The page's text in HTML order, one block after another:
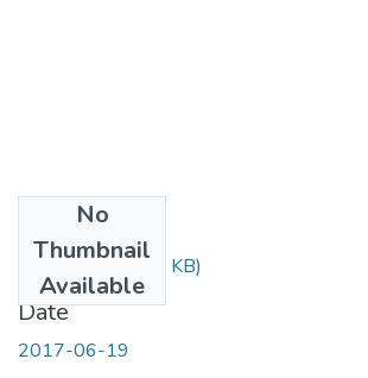
No
Thumbnail
Available
farah..pdf(810.43 KB)
Date
2017-06-19